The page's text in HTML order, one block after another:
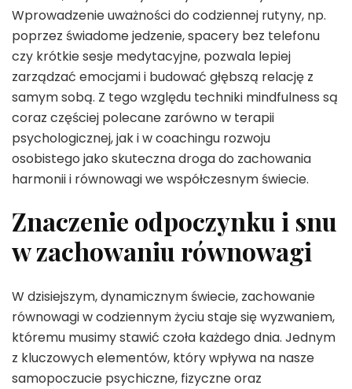
Wprowadzenie uważności do codziennej rutyny, np.
poprzez świadome jedzenie, spacery bez telefonu
czy krótkie sesje medytacyjne, pozwala lepiej
zarządzać emocjami i budować głębszą relację z
samym sobą. Z tego względu techniki mindfulness są
coraz częściej polecane zarówno w terapii
psychologicznej, jak i w coachingu rozwoju
osobistego jako skuteczna droga do zachowania
harmonii i równowagi we współczesnym świecie.
Znaczenie odpoczynku i snu
w zachowaniu równowagi
W dzisiejszym, dynamicznym świecie, zachowanie
równowagi w codziennym życiu staje się wyzwaniem,
któremu musimy stawić czoła każdego dnia. Jednym
z kluczowych elementów, który wpływa na nasze
samopoczucie psychiczne, fizyczne oraz